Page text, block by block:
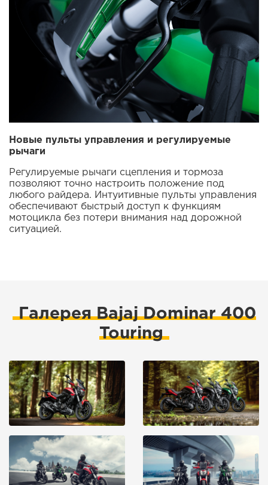
Новые пульты управления и регулируемые
рычаги
Регулируемые рычаги сцепления и тормоза
позволяют точно настроить положение под
любого райдера. Интуитивные пульты управления
обеспечивают быстрый доступ к функциям
мотоцикла без потери внимания над дорожной
ситуацией.
Галерея Bajaj Dominar 400
Touring